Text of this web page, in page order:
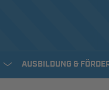
AUSBILDUNG &